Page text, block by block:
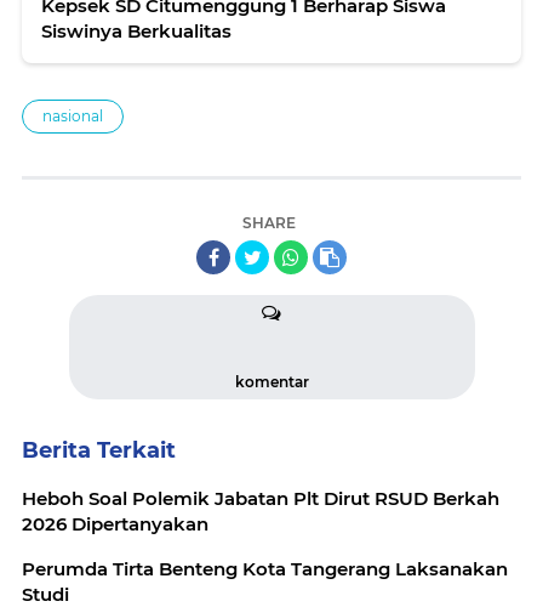
Kepsek SD Citumenggung 1 Berharap Siswa
Siswinya Berkualitas
nasional
SHARE
komentar
Berita Terkait
Heboh Soal Polemik Jabatan Plt Dirut RSUD Berkah
2026 Dipertanyakan
Perumda Tirta Benteng Kota Tangerang Laksanakan
Studi